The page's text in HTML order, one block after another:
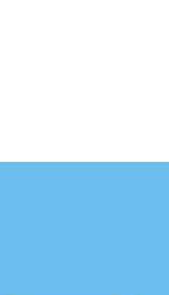
而申请要求是58
。 今年3
是否合理仍待核